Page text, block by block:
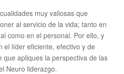
muy valiosas que
al servicio de la vida; tanto en
como en el personal. Por ello, y
el líder eficiente, efectivo y de
que apliques la perspectiva de las
Neuro liderazgo.